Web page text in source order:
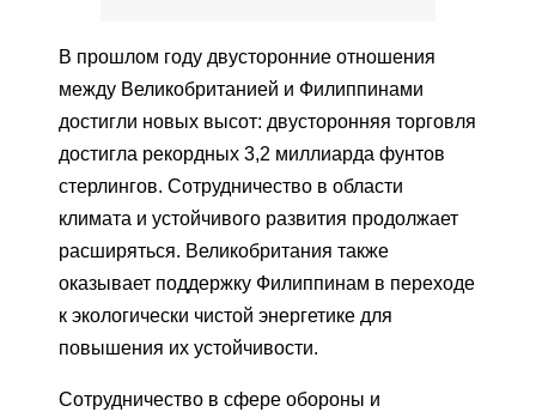
В прошлом году двусторонние отношения
между Великобританией и Филиппинами
достигли новых высот: двусторонняя торговля
достигла рекордных 3,2 миллиарда фунтов
стерлингов. Сотрудничество в области
климата и устойчивого развития продолжает
расширяться. Великобритания также
оказывает поддержку Филиппинам в переходе
к экологически чистой энергетике для
повышения их устойчивости.
Сотрудничество в сфере обороны и